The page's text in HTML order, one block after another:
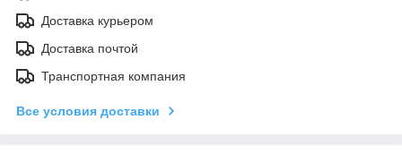
Доставка курьером
Доставка почтой
Транспортная компания
Все условия доставки